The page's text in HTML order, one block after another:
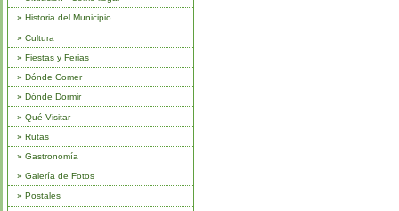
» Historia del Municipio
» Cultura
» Fiestas y Ferias
» Dónde Comer
» Dónde Dormir
» Qué Visitar
» Rutas
» Gastronomía
» Galería de Fotos
» Postales